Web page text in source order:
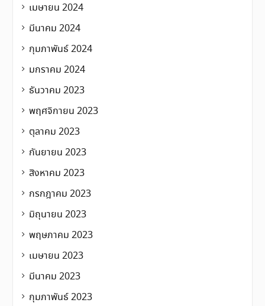
เมษายน 2024
มีนาคม 2024
กุมภาพันธ์ 2024
มกราคม 2024
ธันวาคม 2023
พฤศจิกายน 2023
ตุลาคม 2023
กันยายน 2023
สิงหาคม 2023
กรกฎาคม 2023
มิถุนายน 2023
พฤษภาคม 2023
เมษายน 2023
มีนาคม 2023
กุมภาพันธ์ 2023